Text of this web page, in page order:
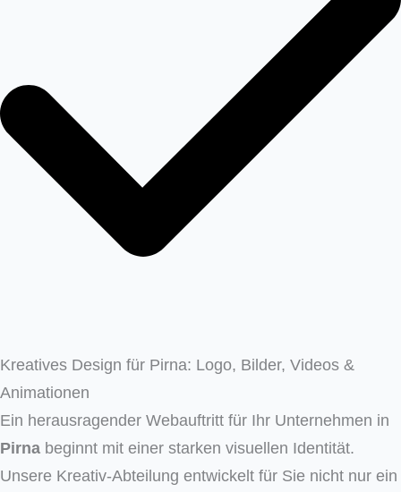
Kreatives Design für Pirna: Logo, Bilder, Videos &
Animationen
Ein herausragender Webauftritt für Ihr Unternehmen in
Pirna beginnt mit einer starken visuellen Identität.
Unsere Kreativ-Abteilung entwickelt für Sie nicht nur ein